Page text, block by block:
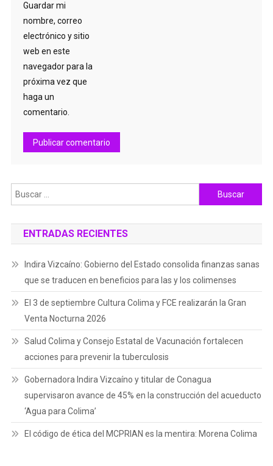
Guardar mi
nombre, correo
electrónico y sitio
web en este
navegador para la
próxima vez que
haga un
comentario.
Buscar:
ENTRADAS RECIENTES
Indira Vizcaíno: Gobierno del Estado consolida finanzas sanas
que se traducen en beneficios para las y los colimenses
El 3 de septiembre Cultura Colima y FCE realizarán la Gran
Venta Nocturna 2026
Salud Colima y Consejo Estatal de Vacunación fortalecen
acciones para prevenir la tuberculosis
Gobernadora Indira Vizcaíno y titular de Conagua
supervisaron avance de 45% en la construcción del acueducto
‘Agua para Colima’
El código de ética del MCPRIAN es la mentira: Morena Colima